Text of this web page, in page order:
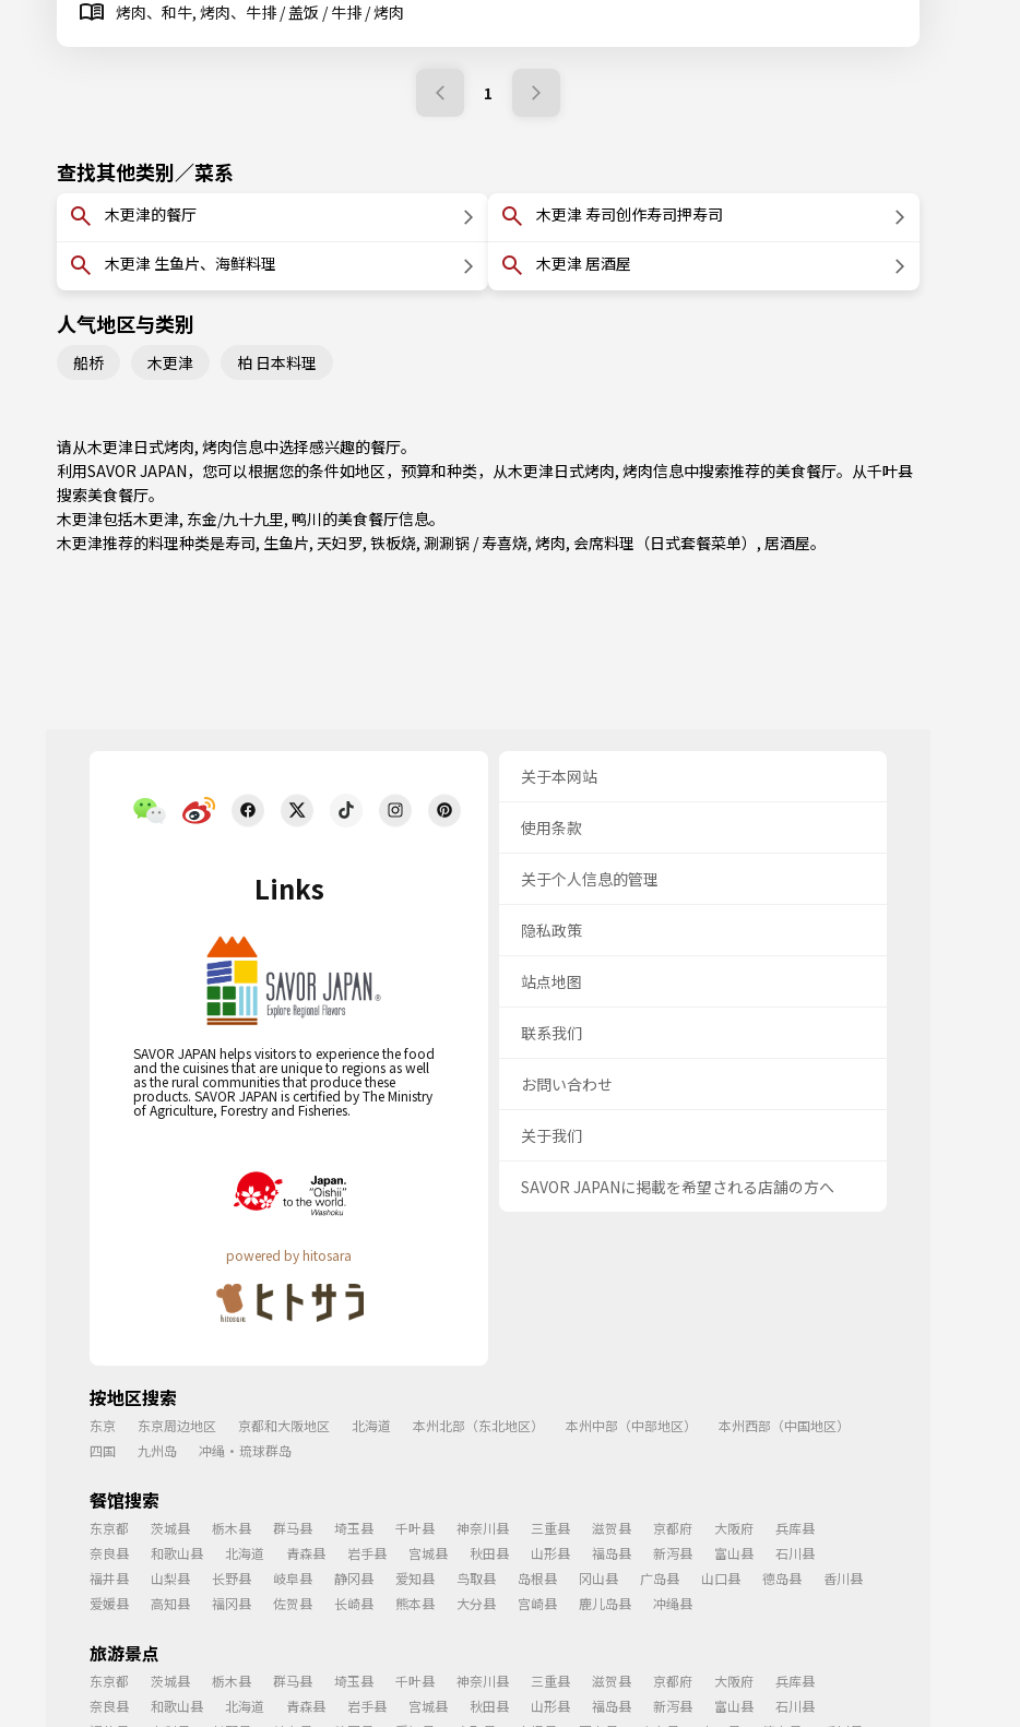
烤肉、和牛, 烤肉、牛排 / 盖饭 / 牛排 / 烤肉
1
查找其他类别／菜系
木更津的餐厅
木更津 生鱼片、海鲜料理
木更津 寿司创作寿司押寿司
木更津 居酒屋
人气地区与类别
船桥 木更津 柏 日本料理
请从木更津日式烤肉, 烤肉信息中选择感兴趣的餐厅。
利用SAVOR JAPAN，您可以根据您的条件如地区，预算和种类，从木更津日式烤肉, 烤肉信息中搜索推荐的美食餐厅。从千叶县
搜索美食餐厅。
木更津包括木更津, 东金/九十九里, 鸭川的美食餐厅信息。
木更津推荐的料理种类是寿司, 生鱼片, 天妇罗, 铁板烧, 涮涮锅 / 寿喜烧, 烤肉, 会席料理（日式套餐菜单） , 居酒屋。
Links
SAVOR JAPAN helps visitors to experience the food
and the cuisines that are unique to regions as well
as the rural communities that produce these
products. SAVOR JAPAN is certified by The Ministry
of Agriculture, Forestry and Fisheries.
powered by hitosara
关于本网站
使用条款
关于个人信息的管理
隐私政策
站点地图
联系我们
お問い合わせ
关于我们
SAVOR JAPANに掲載を希望される店舗の方へ
按地区搜索
东京 东京周边地区 京都和大阪地区 北海道 本州北部（东北地区） 本州中部（中部地区）
本州西部（中国地区）
四国
九州岛 冲绳・琉球群岛
餐馆搜索
东京都 茨城县 栃木县 群马县 埼玉县 千叶县 神奈川县 三重县 滋贺县 京都府 大阪府
兵库县
奈良县
和歌山县 北海道 青森县 岩手县 宫城县 秋田县 山形县 福岛县 新泻县 富山县
石川县
福井县
山梨县 长野县 岐阜县 静冈县 爱知县 鸟取县 岛根县 冈山县 广岛县 山口县 德岛县
香川县
爱媛县
高知县 福冈县 佐贺县 长崎县 熊本县 大分县 宫崎县 鹿儿岛县 冲绳县
旅游景点
东京都 茨城县 栃木县 群马县 埼玉县 千叶县 神奈川县 三重县 滋贺县 京都府 大阪府
兵库县
奈良县
和歌山县 北海道 青森县 岩手县 宫城县 秋田县 山形县 福岛县 新泻县 富山县
石川县